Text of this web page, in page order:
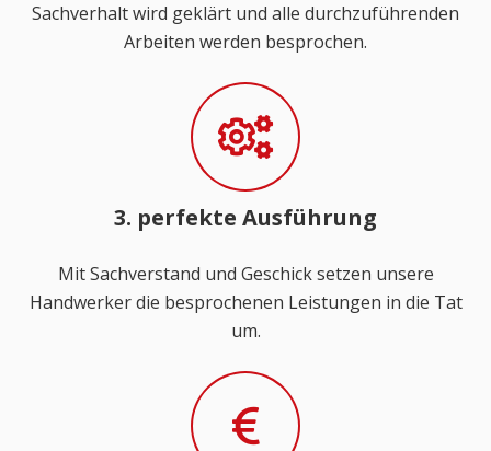
Sachverhalt wird geklärt und alle durchzuführenden
Arbeiten werden besprochen.
3. perfekte Ausführung
Mit Sachverstand und Geschick setzen unsere
Handwerker die besprochenen Leistungen in die Tat
um.